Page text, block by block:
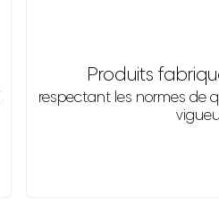
Produits
respectant les normes de